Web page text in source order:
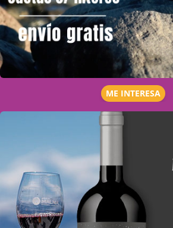
ME INTERESA